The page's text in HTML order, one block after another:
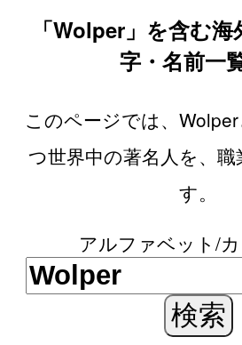
「Wolper」を含む
字・名前一
このページでは、
つ世界中の著名人を、職
す。
アルファベット/カ